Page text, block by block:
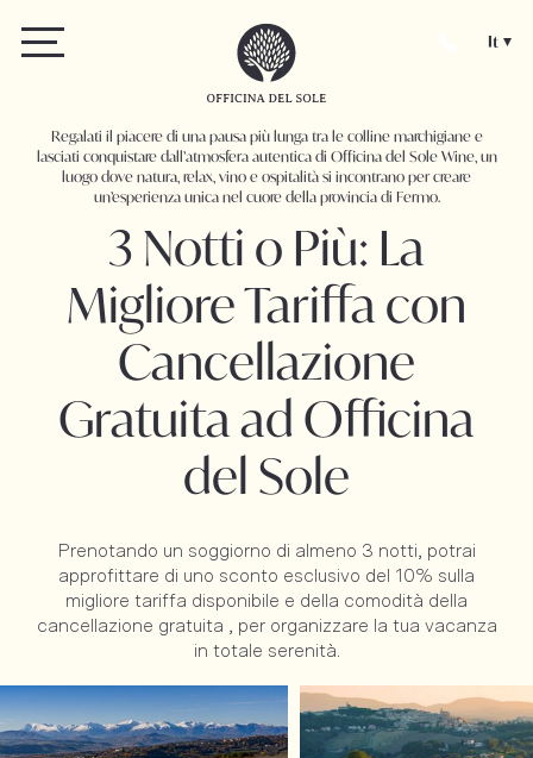
It
Regalati il piacere di una pausa più lunga tra le colline marchigiane e
lasciati conquistare dall’atmosfera autentica di Officina del Sole Wine, un
luogo dove natura, relax, vino e ospitalità si incontrano per creare
un’esperienza unica nel cuore della provincia di Fermo.
3 Notti o Più: La
Migliore Tariffa con
Cancellazione
Gratuita ad Officina
del Sole
Prenotando un soggiorno di almeno 3 notti, potrai
approfittare di uno sconto esclusivo del 10% sulla
migliore tariffa disponibile e della comodità della
cancellazione gratuita , per organizzare la tua vacanza
in totale serenità.